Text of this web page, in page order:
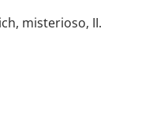
misterioso, II.